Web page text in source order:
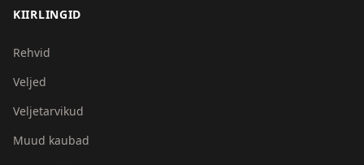
KIIRLINGID
Rehvid
Veljed
Veljetarvikud
Muud kaubad